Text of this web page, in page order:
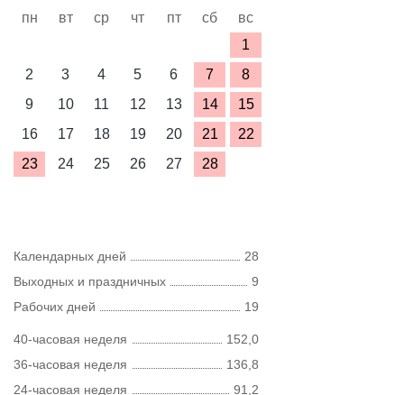
пн вт ср чт пт сб
вс
1
2
3 4 5 6 7
8
9
10 11 12 13 14
15
16
17 18 19 20 21
22
23
24 25 26 27 28
Календарных дней
28
Выходных и праздничных
9
Рабочих дней
19
40-часовая неделя
152,0
36-часовая неделя
136,8
24-часовая неделя
91,2